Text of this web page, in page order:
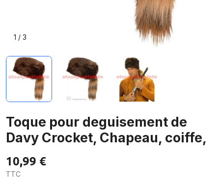
1 / 3
Toque pour deguisement de
Davy Crocket, Chapeau, coiffe,
10,99 €
TTC